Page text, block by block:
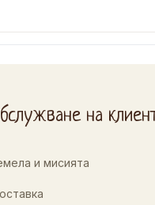
на
и мисията